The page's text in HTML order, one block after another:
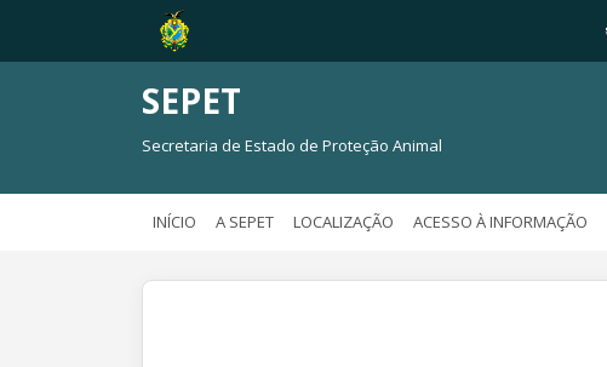
SEPET
Secretaria de Estado de Proteção Animal
INÍCIO A SEPET LOCALIZAÇÃO ACESSO À INFORMAÇÃO